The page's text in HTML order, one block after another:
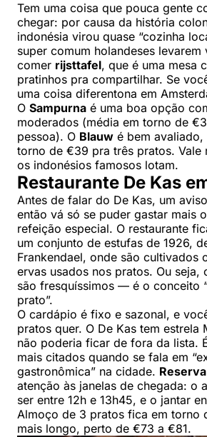
Tem uma coisa que pouca gente
chegar: por causa da história
indonésia virou quase “cozinha
super comum holandeses levarem
comer rijsttafel, que é uma mesa
pratinhos pra compartilhar. Se
uma coisa diferentona em
O Sampurna é uma boa opção
moderados (média em torno de
pessoa). O Blauw é bem avaliado,
torno de €39 pra três pratos. Vale
os indonésios famosos lotam.
Restaurante De Kas
Antes de falar do De Kas, um
então vá só se puder gastar mais
refeição especial. O restaurante
um conjunto de estufas de 1926,
Frankendael, onde são cultivados
ervas usados nos pratos. Ou seja,
são fresquíssimos — é o conceito
prato”.
O cardápio é fixo e sazonal, e
pratos quer. O De Kas tem estrela
não poderia ficar de fora da lista.
mais citados quando se fala em
gastronômica” na cidade.
atenção às janelas de chegada: o
ser entre 12h e 13h45, e o jantar
Almoço de 3 pratos fica em torno
mais longo, perto de €73 a €81.